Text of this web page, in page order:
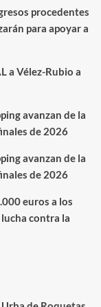
procedentes
para apoyar a
a Vélez-Rubio a
avanzan de la
de 2026
avanzan de la
de 2026
euros a los
contra la